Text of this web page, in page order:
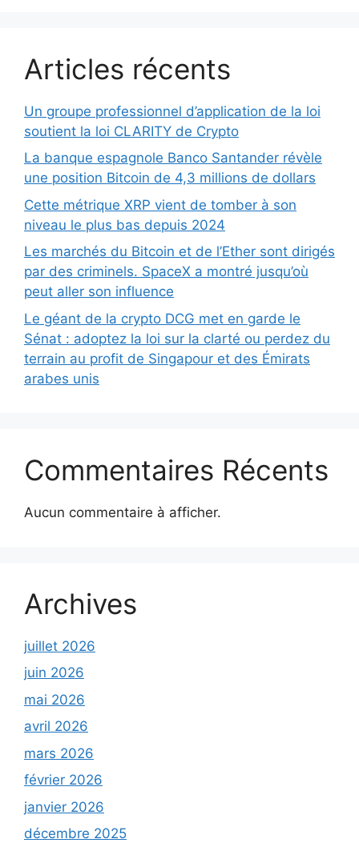
Articles récents
Un groupe professionnel d’application de la loi
soutient la loi CLARITY de Crypto
La banque espagnole Banco Santander révèle
une position Bitcoin de 4,3 millions de dollars
Cette métrique XRP vient de tomber à son
niveau le plus bas depuis 2024
Les marchés du Bitcoin et de l’Ether sont dirigés
par des criminels. SpaceX a montré jusqu’où
peut aller son influence
Le géant de la crypto DCG met en garde le
Sénat : adoptez la loi sur la clarté ou perdez du
terrain au profit de Singapour et des Émirats
arabes unis
Commentaires Récents
Aucun commentaire à afficher.
Archives
juillet 2026
juin 2026
mai 2026
avril 2026
mars 2026
février 2026
janvier 2026
décembre 2025